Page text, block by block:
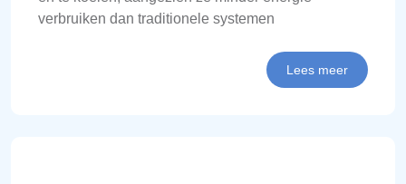
verbruiken dan traditionele systemen
Lees meer